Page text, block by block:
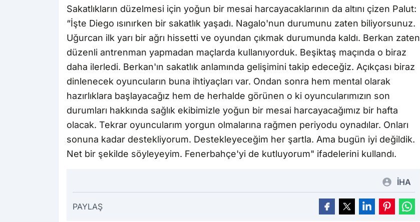
Sakatlıkların düzelmesi için yoğun bir mesai harcayacaklarının da altını çizen Palut:
“İşte Diego ısınırken bir sakatlık yaşadı. Nagalo'nun durumunu zaten biliyorsunuz.
Uğurcan ilk yarı bir ağrı hissetti ve oyundan çıkmak durumunda kaldı. Berkan zaten
düzenli antrenman yapmadan maçlarda kullanıyorduk. Beşiktaş maçında o biraz
daha ilerledi. Berkan'ın sakatlık anlamında gelişimini takip edeceğiz. Açıkçası biraz
dinlenecek oyuncuların buna ihtiyaçları var. Ondan sonra hem mental olarak
hazırlıklara başlayacağız hem de herhalde görünen o ki oyuncularımızın son
durumları hakkında sağlık ekibimizle yoğun bir mesai harcayacağımız bir hafta
olacak. Tekrar oyuncularım yorgun olmalarına rağmen periyodu oynadılar. Onları
sonuna kadar destekliyorum. Destekleyeceğim her şartla. Ama bugün iyi değildik.
Net bir şekilde söyleyeyim. Fenerbahçe'yi de kutluyorum" ifadelerini kullandı.
İHA
PAYLAŞ